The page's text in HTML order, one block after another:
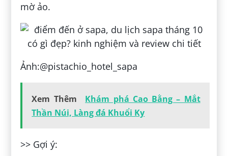
mờ ảo.
Ảnh:@pistachio_hotel_sapa
Xem Thêm
Khám phá Cao Bằng – Mắt
Thần Núi, Làng đá Khuổi Ky
>> Gợi ý: